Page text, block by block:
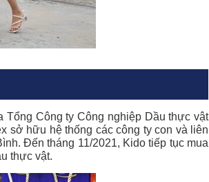
Tổng Công ty Công nghiệp Dầu thực vật
sở hữu hệ thống các công ty con và liên
Đến tháng 11/2021, Kido tiếp tục mua
thực vật.